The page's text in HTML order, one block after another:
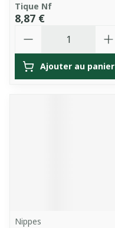
Tique Nf
8,87 €
Ajouter au panier
Nippes